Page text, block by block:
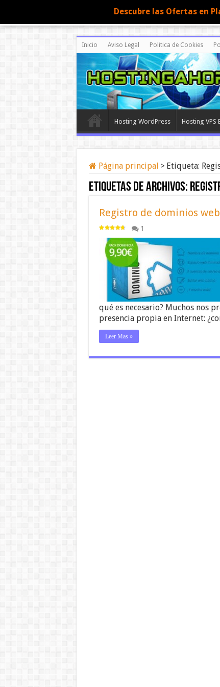
Inicio Aviso Legal Politica de Cookies
Hosting WordPress Hosting VPS
Página principal > Etiqueta:
Etiquetas de archivos:
Registro de dominios
1
qué es necesario? Muchos nos
presencia propia en Internet:
Leer Mas »
Descubre las Ofertas en